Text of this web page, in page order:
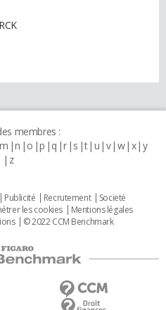
membres :
m n o p q r s t u v w x y
z
Publicité Recrutement
Societé
les cookies
Mentions légales
© 2022 CCM Benchmark